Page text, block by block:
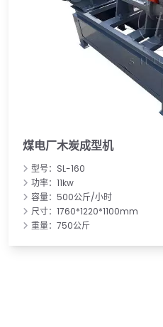
煤电厂木炭成型机
型号：SL-160
功率：11kw
容量：500公斤/小时
尺寸：1760*1220*1100mm
重量：750公斤